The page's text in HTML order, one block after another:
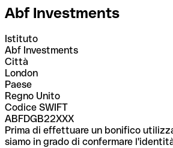
Abf Investments
Istituto
Abf Investments
Città
London
Paese
Regno Unito
Codice SWIFT
ABFDGB22XXX
Prima di effettuare un bonifico
siamo in grado di confermare